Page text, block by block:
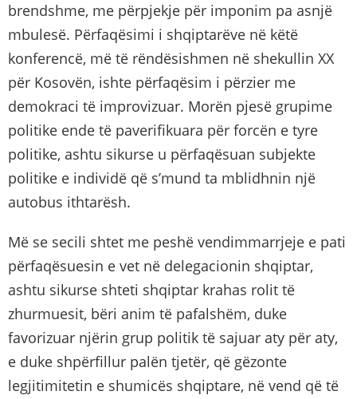
brendshme, me përpjekje për imponim pa asnjë
mbulesë. Përfaqësimi i shqiptarëve në këtë
konferencë, më të rëndësishmen në shekullin XX
për Kosovën, ishte përfaqësim i përzier me
demokraci të improvizuar. Morën pjesë grupime
politike ende të paverifikuara për forcën e tyre
politike, ashtu sikurse u përfaqësuan subjekte
politike e individë që s’mund ta mblidhnin një
autobus ithtarësh.
Më se secili shtet me peshë vendimmarrjeje e pati
përfaqësuesin e vet në delegacionin shqiptar,
ashtu sikurse shteti shqiptar krahas rolit të
zhurmuesit, bëri anim të pafalshëm, duke
favorizuar njërin grup politik të sajuar aty për aty,
e duke shpërfillur palën tjetër, që gëzonte
legjitimitetin e shumicës shqiptare, në vend që të